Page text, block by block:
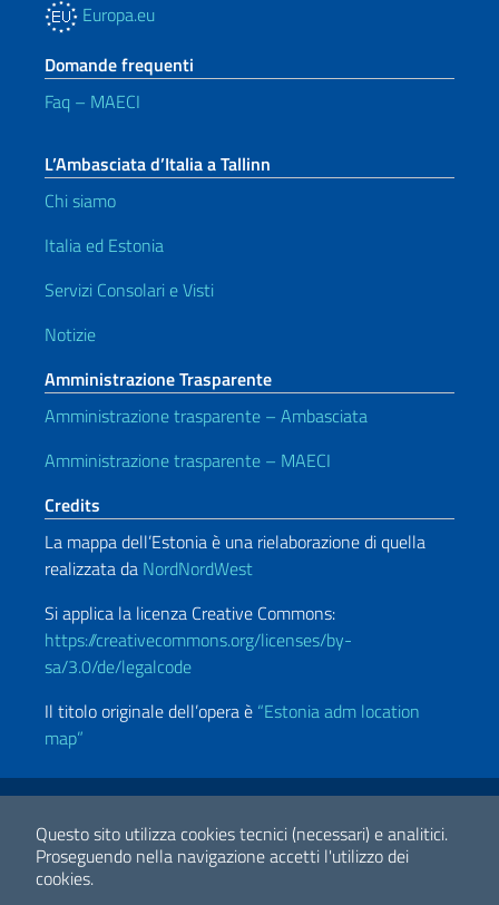
Questo sito utilizza cookies tecnici (necessari) e analitici.
Proseguendo nella navigazione accetti l'utilizzo dei
cookies.
Europa.eu
Domande frequenti
Faq – MAECI
L’Ambasciata d’Italia a Tallinn
Chi siamo
Italia ed Estonia
Servizi Consolari e Visti
Notizie
Amministrazione Trasparente
Amministrazione trasparente – Ambasciata
Amministrazione trasparente – MAECI
Credits
La mappa dell’Estonia è una rielaborazione di quella
realizzata da NordNordWest
Si applica la licenza Creative Commons:
https://creativecommons.org/licenses/by-
sa/3.0/de/legalcode
Il titolo originale dell’opera è “Estonia adm location
map”
Link Utili